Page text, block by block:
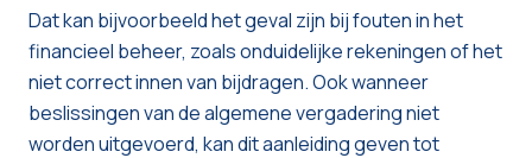
Dat kan bijvoorbeeld het geval zijn bij fouten in het
financieel beheer, zoals onduidelijke rekeningen of het
niet correct innen van bijdragen. Ook wanneer
beslissingen van de algemene vergadering niet
worden uitgevoerd, kan dit aanleiding geven tot